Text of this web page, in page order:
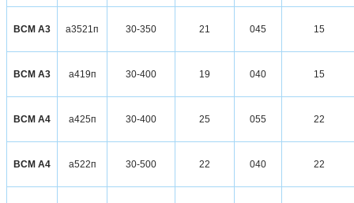
ВСМ А3 а3521п 30-350 21 045 15
ВСМ А3 а419п 30-400 19 040 15
ВСМ А4 а425п 30-400 25 055 22
ВСМ А4 а522п 30-500 22 040 22